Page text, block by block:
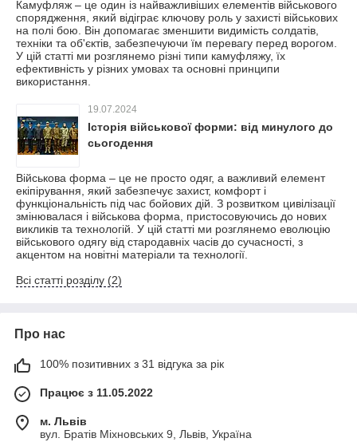
Камуфляж – це один із найважливіших елементів військового
спорядження, який відіграє ключову роль у захисті військових
на полі бою. Він допомагає зменшити видимість солдатів,
техніки та об'єктів, забезпечуючи їм перевагу перед ворогом.
У цій статті ми розглянемо різні типи камуфляжу, їх
ефективність у різних умовах та основні принципи
використання.
19.07.2024
Історія військової форми: від минулого до
сьогодення
Військова форма – це не просто одяг, а важливий елемент
екіпірування, який забезпечує захист, комфорт і
функціональність під час бойових дій. З розвитком цивілізації
змінювалася і військова форма, пристосовуючись до нових
викликів та технологій. У цій статті ми розглянемо еволюцію
військового одягу від стародавніх часів до сучасності, з
акцентом на новітні матеріали та технології.
Всі статті розділу (2)
Про нас
100% позитивних з 31 відгука за рік
Працює з 11.05.2022
м. Львів
вул. Братів Міхновських 9, Львів, Україна